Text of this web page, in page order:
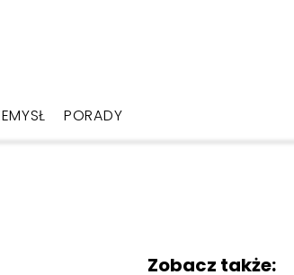
PORADY
Zobacz także: